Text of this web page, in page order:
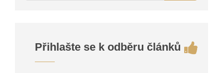
Přihlašte se k odběru článků